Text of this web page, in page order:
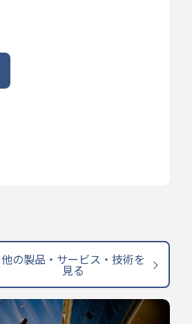
他の製品・サービス・技術を
見る